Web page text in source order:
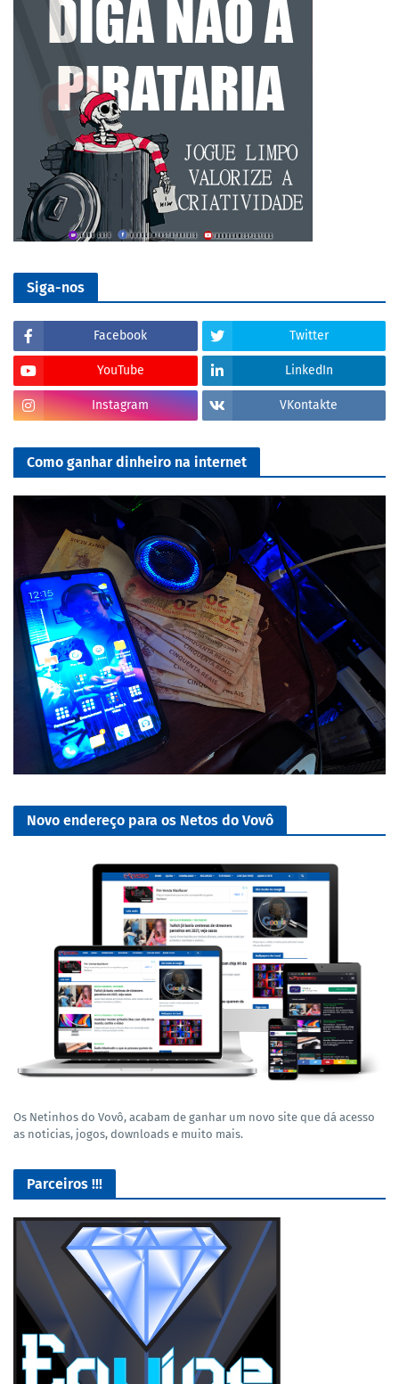
Siga-nos
Facebook Twitter
YouTube LinkedIn
Instagram VKontakte
Como ganhar dinheiro na internet
Novo endereço para os Netos do Vovô
Os Netinhos do Vovô, acabam de ganhar um novo site que dá acesso
as noticias, jogos, downloads e muito mais.
Parceiros !!!
O Melhor lugar para adquirir seus mods para o Euro Truck